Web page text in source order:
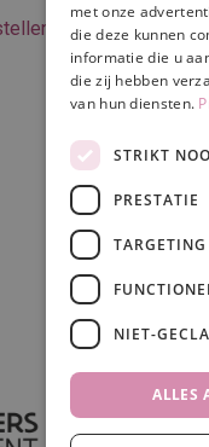
Algemene
Privacy
policy
met onze
die deze kunnen
informatie die u
die zij hebben
van hun diensten.
STRIKT
PRESTATIE
TARGETING
NIET-
ALLES